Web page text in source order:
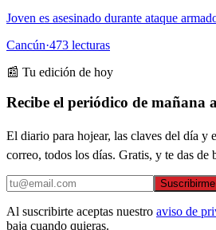
Joven es asesinado durante ataque
Cancún·473 lecturas
📰 Tu edición de hoy
Recibe el periódico de mañana
El diario para hojear, las claves del día
correo, todos los días. Gratis, y te das de
Suscribirme
Al suscribirte aceptas nuestro aviso de
baja cuando quieras.